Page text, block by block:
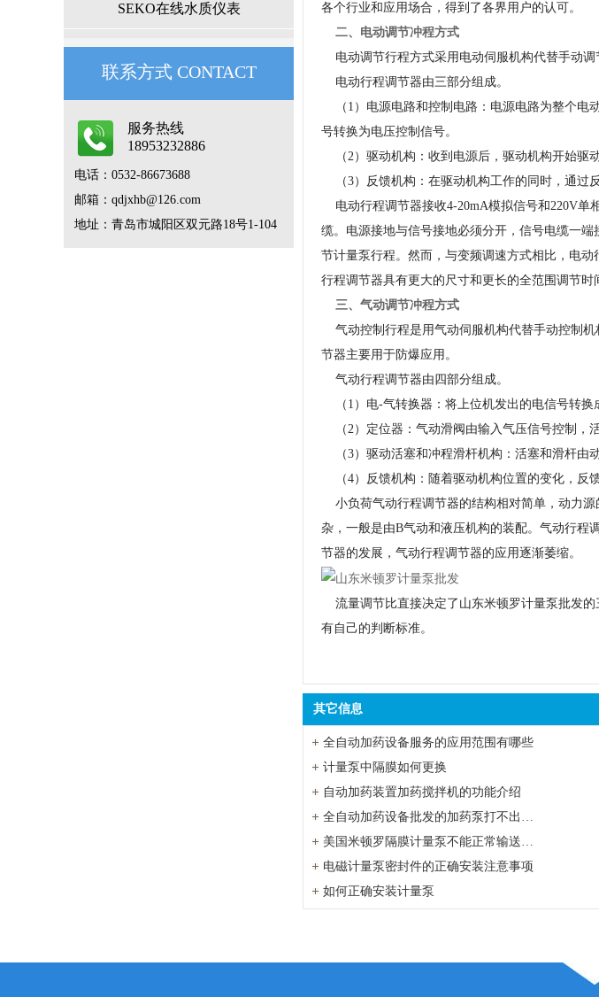
SEKO在线水质仪表
联系方式CONTACT
服务热线
18953232886
电话：0532-86673688
邮箱：qdjxhb@126.com
地址：青岛市城阳区双元路18号1-104
各个行业和应用场合，得到了各界用户的认可。
二、电动调节冲程方式
电动调节行程方式采用电动伺服机构代替手动
电动行程调节器由三部分组成。
（1）电源电路和控制电路：电源电路为整个电
号转换为电压控制信号。
（2）驱动机构：收到电源后，驱动机构开始驱
（3）反馈机构：在驱动机构工作的同时，通过
电动行程调节器接收4-20mA模拟信号和220V单
缆。电源接地与信号接地必须分开，信号电缆一
节计量泵行程。然而，与变频调速方式相比，电
行程调节器具有更大的尺寸和更长的全范围调节时
三、气动调节冲程方式
气动控制行程是用气动伺服机构代替手动控制机
节器主要用于防爆应用。
气动行程调节器由四部分组成。
（1）电-气转换器：将上位机发出的电信号转换
（2）定位器：气动滑阀由输入气压信号控制，
（3）驱动活塞和冲程滑杆机构：活塞和滑杆由
（4）反馈机构：随着驱动机构位置的变化，反
小负荷气动行程调节器的结构相对简单，动力源
杂，一般是由B气动和液压机构的装配。气动行程
节器的发展，气动行程调节器的应用逐渐萎缩。
流量调节比直接决定了山东米顿罗计量泵批发的
有自己的判断标准。
其它信息
全自动加药设备服务的应用范围有哪些
计量泵中隔膜如何更换
自动加药装置加药搅拌机的功能介绍
电磁计量泵密封件的正确安装注意事项
如何正确安装计量泵